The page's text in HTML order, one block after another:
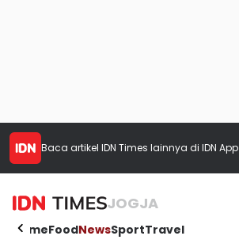
Baca artikel IDN Times lainnya di IDN App
JOGJA
HomeFoodNewsSportTravel